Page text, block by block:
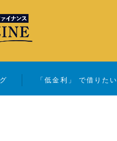
「低金利」 で借りたい